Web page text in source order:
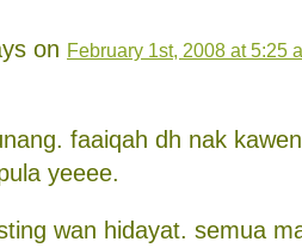
on February 1st, 2008 at 5:25
faaiqah dh nak
yeeee.
wan hidayat. semua